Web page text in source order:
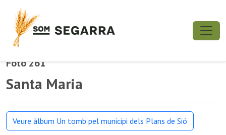
Foto 261
Santa Maria
Veure àlbum Un tomb pel municipi dels Plans de Sió